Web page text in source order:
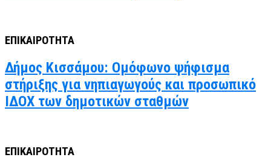
ΕΠΙΚΑΙΡΟΤΗΤΑ
Δήμος Κισσάμου: Ομόφωνο ψήφισμα
στήριξης για νηπιαγωγούς και προσωπικό
ΙΔΟΧ των δημοτικών σταθμών
ΕΠΙΚΑΙΡΟΤΗΤΑ